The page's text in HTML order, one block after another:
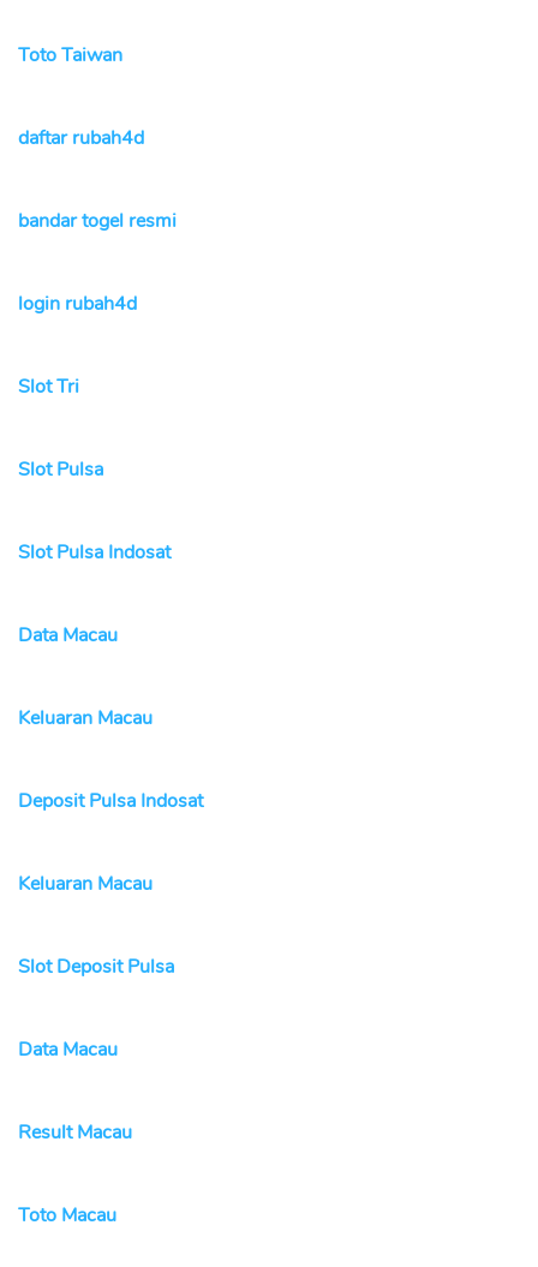
Toto Taiwan
daftar rubah4d
bandar togel resmi
login rubah4d
Slot Tri
Slot Pulsa
Slot Pulsa Indosat
Data Macau
Keluaran Macau
Deposit Pulsa Indosat
Keluaran Macau
Slot Deposit Pulsa
Data Macau
Result Macau
Toto Macau